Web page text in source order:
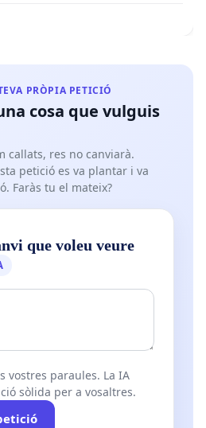
PRÒPIA PETICIÓ
cosa que vulguis
callats, res no canviarà.
petició es va plantar i va
Faràs tu el mateix?
que voleu veure
vostres paraules. La IA
sòlida per a vosaltres.